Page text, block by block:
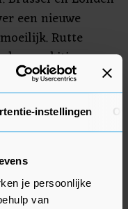
instellingen
je persoonlijke
van
een nieuwe
Rutte
en ambitieus